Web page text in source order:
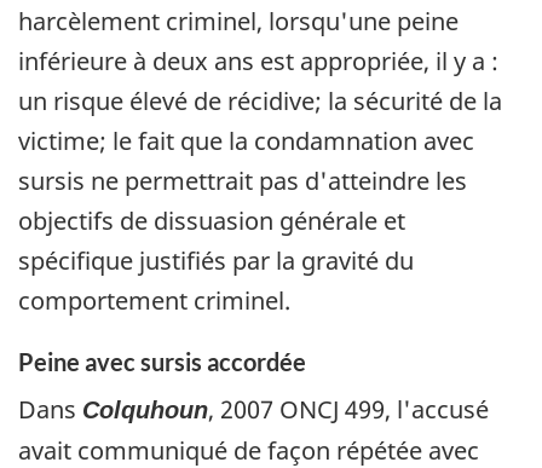
harcèlement criminel, lorsqu'une peine
inférieure à deux ans est appropriée, il y a :
un risque élevé de récidive; la sécurité de la
victime; le fait que la condamnation avec
sursis ne permettrait pas d'atteindre les
objectifs de dissuasion générale et
spécifique justifiés par la gravité du
comportement criminel.
Peine avec sursis accordée
Dans Colquhoun, 2007 ONCJ 499, l'accusé
avait communiqué de façon répétée avec